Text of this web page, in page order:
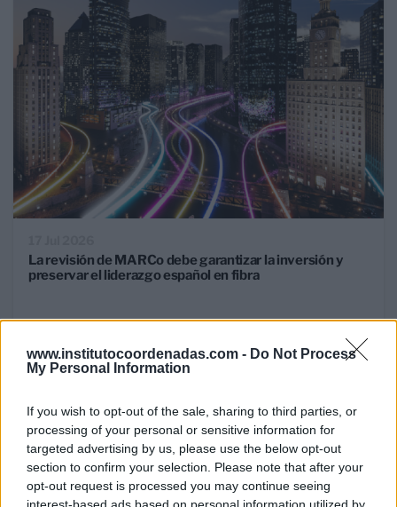
www.institutocoordenadas.com - Do Not Process
My Personal Information
If you wish to opt-out of the sale, sharing to third parties, or
processing of your personal or sensitive information for
targeted advertising by us, please use the below opt-out
section to confirm your selection. Please note that after your
opt-out request is processed you may continue seeing
La revisión de MARCo debe garantizar la inversión y
preservar el liderazgo español en fibra
RETOS MERCADO TELECOM